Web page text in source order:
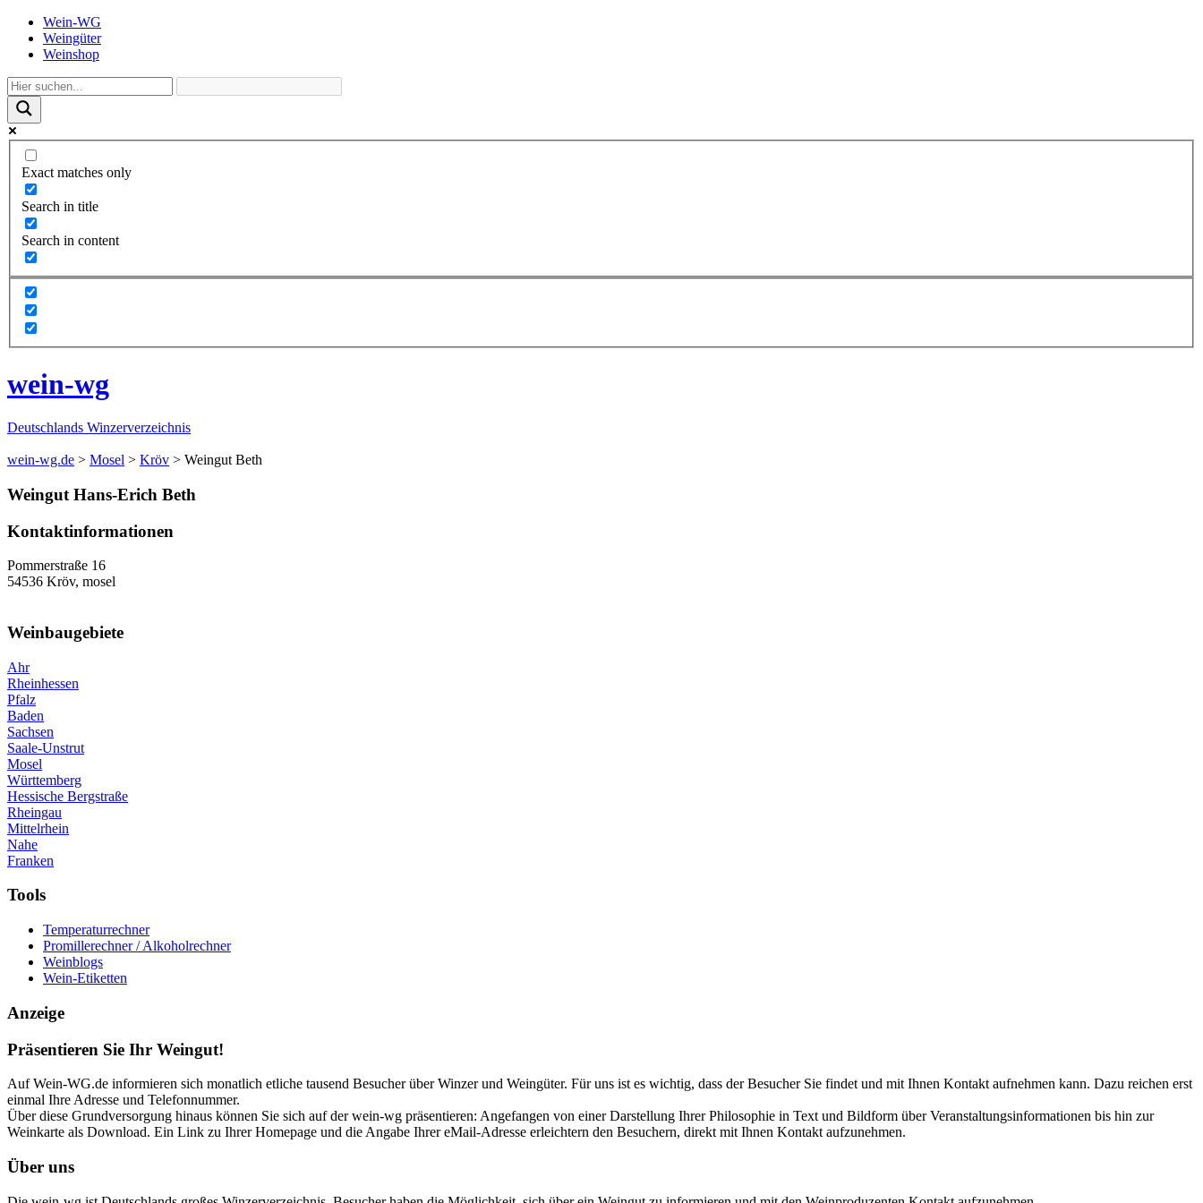
Wein-WG
Weingüter
Weinshop
Exact matches only
Search in title
Search in content
wein-wg
Deutschlands Winzerverzeichnis
wein-wg.de > Mosel > Kröv > Weingut Beth
Weingut Hans-Erich Beth
Kontaktinformationen
Pommerstraße 16
54536 Kröv, mosel
Weinbaugebiete
Ahr
Rheinhessen
Pfalz
Baden
Sachsen
Saale-Unstrut
Mosel
Württemberg
Hessische Bergstraße
Rheingau
Mittelrhein
Nahe
Franken
Tools
Temperaturrechner
Promillerechner / Alkoholrechner
Weinblogs
Wein-Etiketten
Anzeige
Präsentieren Sie Ihr Weingut!
Auf Wein-WG.de informieren sich monatlich etliche tausend Besucher über Winzer und Weingüter. Für uns ist es wichtig, dass der Besucher Sie findet und mit Ihnen Kontakt aufnehmen kann. Dazu reichen erst
einmal Ihre Adresse und Telefonnummer.
Über diese Grundversorgung hinaus können Sie sich auf der wein-wg präsentieren: Angefangen von einer Darstellung Ihrer Philosophie in Text und Bildform über Veranstaltungsinformationen bis hin zur
Weinkarte als Download. Ein Link zu Ihrer Homepage und die Angabe Ihrer eMail-Adresse erleichtern den Besuchern, direkt mit Ihnen Kontakt aufzunehmen.
Über uns